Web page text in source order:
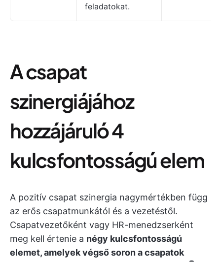
feladatokat.
A csapat
szinergiájához
hozzájáruló 4
kulcsfontosságú elem
A pozitív csapat szinergia nagymértékben függ
az erős csapatmunkától és a vezetéstől.
Csapatvezetőként vagy HR-menedzserként
meg kell értenie a négy kulcsfontosságú
elemet, amelyek végső soron a csapatok